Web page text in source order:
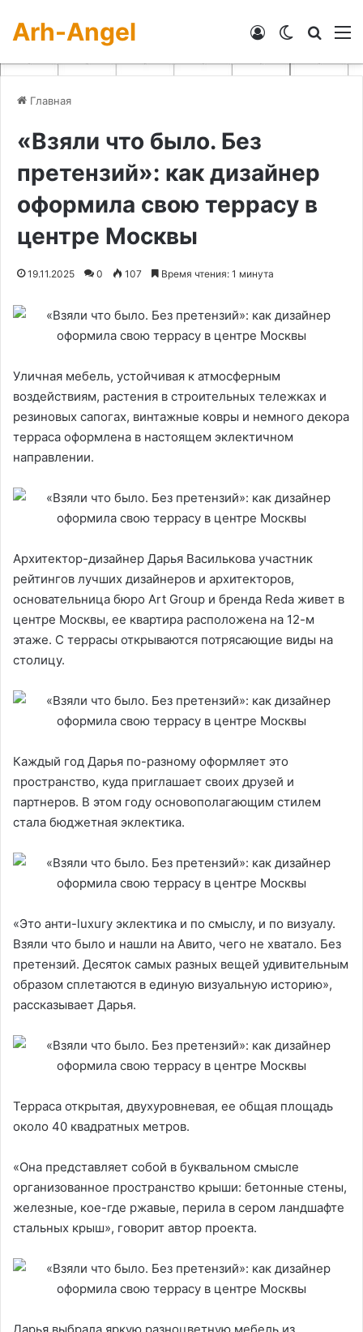
Arh-Angel Switch skin
Войти
Главная
«Взяли что было. Без
претензий»: как дизайнер
оформила свою террасу в
центре Москвы
19.11.2025 0 107 Время чтения: 1 минута
Уличная мебель, устойчивая к атмосферным
воздействиям, растения в строительных тележках и
резиновых сапогах, винтажные ковры и немного декора
терраса оформлена в настоящем эклектичном
направлении.
Архитектор-дизайнер Дарья Василькова участник
рейтингов лучших дизайнеров и архитекторов,
основательница бюро Art Group и бренда Reda живет в
центре Москвы, ее квартира расположена на 12-м
этаже. С террасы открываются потрясающие виды на
столицу.
Каждый год Дарья по-разному оформляет это
пространство, куда приглашает своих друзей и
партнеров. В этом году основополагающим стилем
стала бюджетная эклектика.
«Это анти-luxury эклектика и по смыслу, и по визуалу.
Взяли что было и нашли на Авито, чего не хватало. Без
претензий. Десяток самых разных вещей удивительным
образом сплетаются в единую визуальную историю»,
рассказывает Дарья.
Терраса открытая, двухуровневая, ее общая площадь
около 40 квадратных метров.
«Она представляет собой в буквальном смысле
организованное пространство крыши: бетонные стены,
железные, кое-где ржавые, перила в сером ландшафте
стальных крыш», говорит автор проекта.